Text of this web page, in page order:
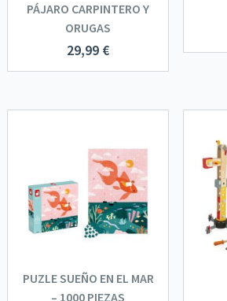
PÁJARO CARPINTERO Y
ORUGAS
29,99 €
PUZLE SUEÑO EN EL MAR
– 1000 PIEZAS